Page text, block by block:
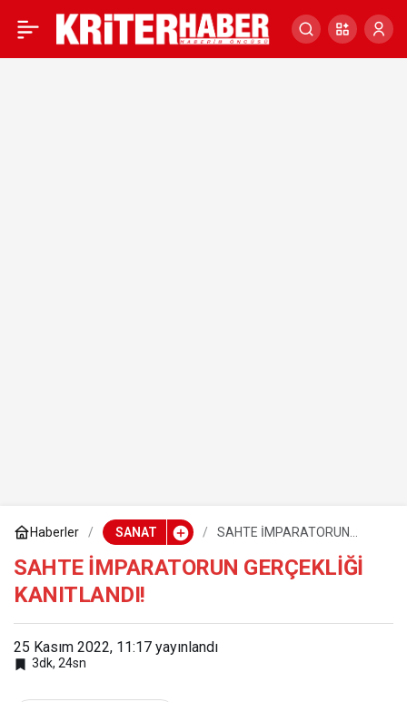
Haberler SANAT
SAHTE İMPARATORUN
SAHTE İMPARATORUN GERÇEKLİĞİ
KANITLANDI!
25 Kasım 2022, 11:17 yayınlandı
3dk, 24sn
SAHTE İMPARATORUN 0